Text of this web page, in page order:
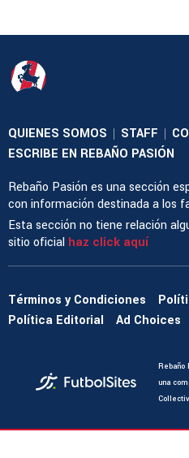
QUIENES SOMOS | STAFF |
ESCRIBE EN REBAÑO PASIÓN
Rebaño Pasión es una sección
con información destinada a los
Esta sección no tiene relación
sitio oficial haz click aquí
Términos y Condiciones
Política Editorial
Ad Choices
Rebaño
una